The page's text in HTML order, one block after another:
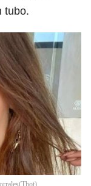
tubo.
(Thot)